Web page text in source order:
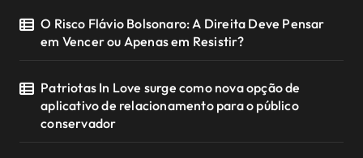
O Risco Flávio Bolsonaro: A Direita Deve Pensar
em Vencer ou Apenas em Resistir?
Patriotas In Love surge como nova opção de
aplicativo de relacionamento para o público
conservador